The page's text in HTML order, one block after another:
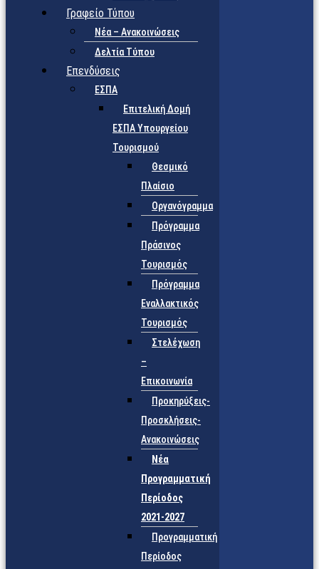
Γραφείο Τύπου
Νέα – Ανακοινώσεις
Δελτία Τύπου
Επενδύσεις
ΕΣΠΑ
Επιτελική Δομή
ΕΣΠΑ Υπουργείου
Τουρισμού
Θεσμικό
Πλαίσιο
Οργανόγραμμα
Πρόγραμμα
Πράσινος
Τουρισμός
Πρόγραμμα
Εναλλακτικός
Τουρισμός
Στελέχωση
–
Επικοινωνία
Προκηρύξεις-
Προσκλήσεις-
Ανακοινώσεις
Νέα
Προγραμματική
Περίοδος
2021-2027
Προγραμματική
Περίοδος